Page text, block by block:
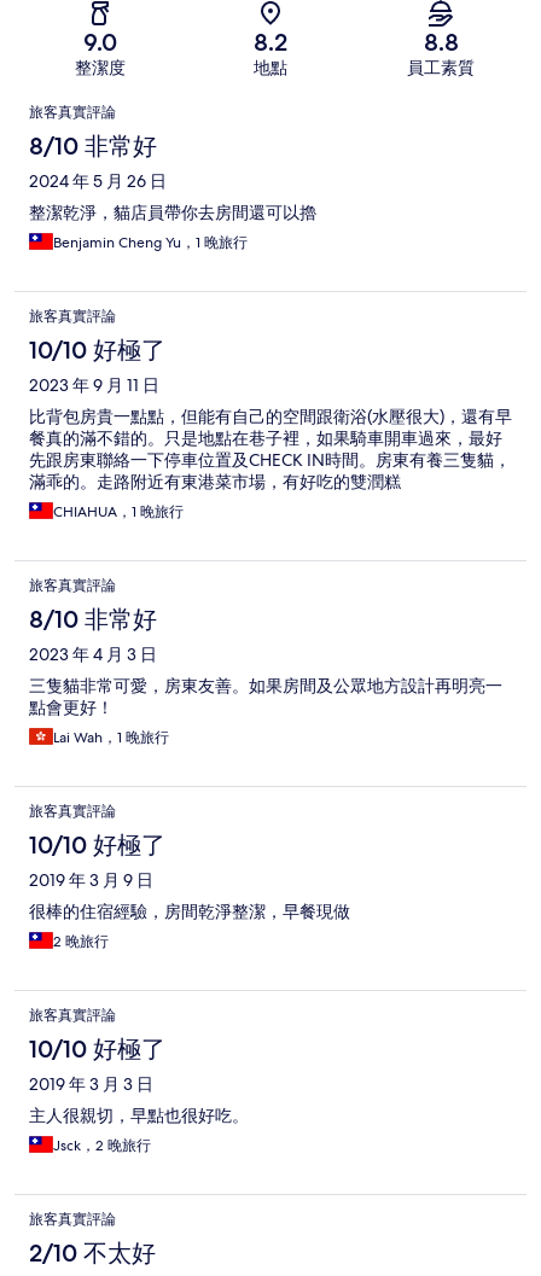
9.0
整潔度
8.2
地點
8.8
員工素質
評
論
旅客真實評論
8/10 非常好
2024 年 5 月 26 日
整潔乾淨，貓店員帶你去房間還可以擼
Benjamin Cheng Yu，1 晚旅行
旅客真實評論
10/10 好極了
2023 年 9 月 11 日
比背包房貴一點點，但能有自己的空間跟衛浴(水壓很大)，還有早
餐真的滿不錯的。只是地點在巷子裡，如果騎車開車過來，最好
先跟房東聯絡一下停車位置及CHECK IN時間。房東有養三隻貓，
滿乖的。走路附近有東港菜市場，有好吃的雙潤糕
CHIAHUA，1 晚旅行
旅客真實評論
8/10 非常好
2023 年 4 月 3 日
三隻貓非常可愛，房東友善。如果房間及公眾地方設計再明亮一
點會更好！
Lai Wah，1 晚旅行
旅客真實評論
10/10 好極了
2019 年 3 月 9 日
很棒的住宿經驗，房間乾淨整潔，早餐現做
2 晚旅行
旅客真實評論
10/10 好極了
2019 年 3 月 3 日
主人很親切，早點也很好吃。
Jsck，2 晚旅行
旅客真實評論
2/10 不太好